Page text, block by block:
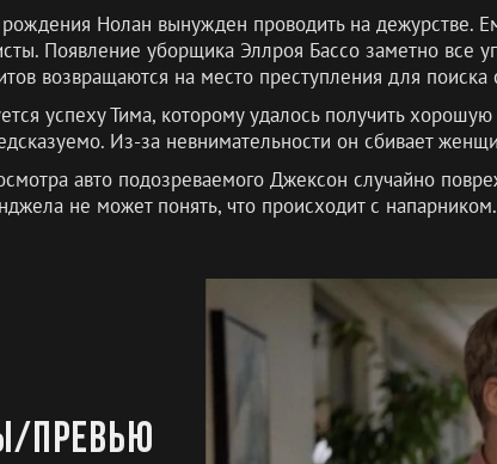
Нолан вынужден проводить на дежурстве.
Появление уборщика Эллроя Бассо заметно все
возвращаются на место преступления для поиска
успеху Тима, которому удалось получить
Из-за невнимательности он сбивает
авто подозреваемого Джексон случайно
не может понять, что происходит с напарником.
превью